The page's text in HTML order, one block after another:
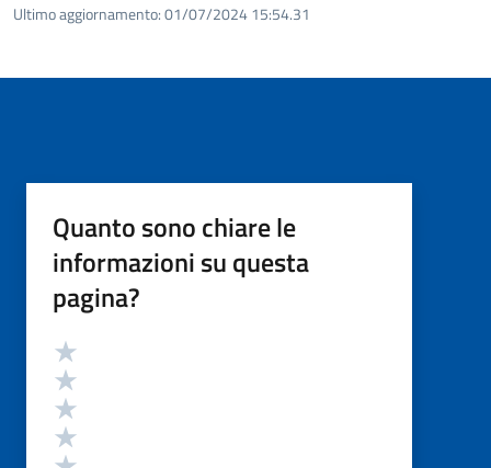
Ultimo aggiornamento:01/07/2024 15:54.31
Quanto sono chiare le
informazioni su questa
pagina?
Valutazione